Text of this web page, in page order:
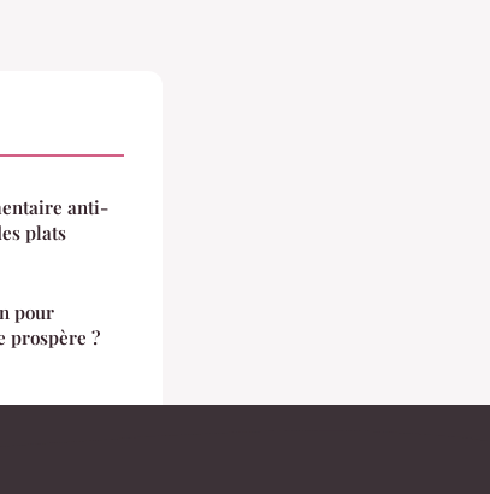
anti-
plats
pour
prospère ?